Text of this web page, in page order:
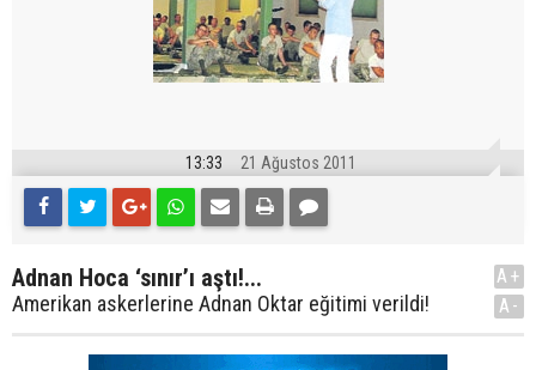
13:33 21 Ağustos 2011
Adnan Hoca ‘sınır’ı aştı!...
Amerikan askerlerine Adnan Oktar eğitimi verildi!
A+
A-